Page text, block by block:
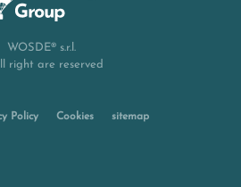
WOSDE® s.r.l.
right are reserved
Policy Cookies sitemap